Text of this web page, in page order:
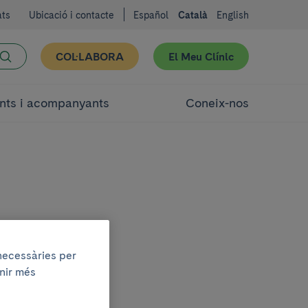
Ubicació i contacte Español Català English
COL·LABORA El Meu Clínic
i acompanyants Coneix-nos
per
més